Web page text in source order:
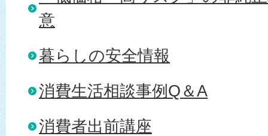
意
暮らしの安全情報
消費生活相談事例Q＆A
消費者出前講座